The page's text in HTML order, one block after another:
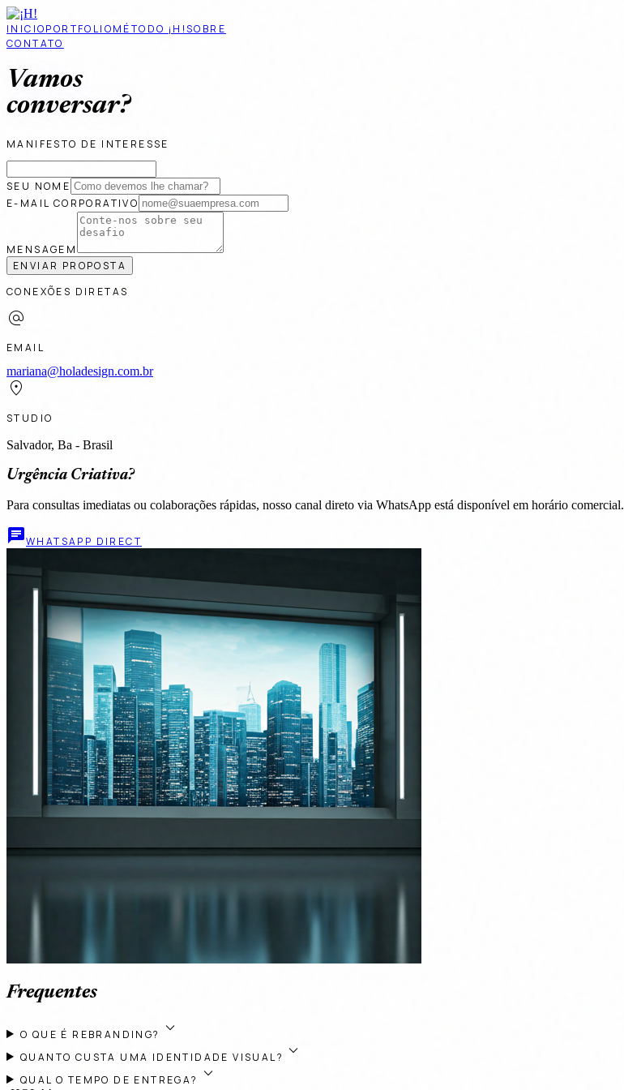
INICIOPORTFOLIOMÉTODO ¡H!SOBRE
CONTATO
Vamos
conversar?
MANIFESTO DE INTERESSE
SEU NOME
E-MAIL CORPORATIVO
MENSAGEM
ENVIAR PROPOSTA
CONEXÕES DIRETAS
alternate_email
EMAIL
mariana@holadesign.com.br
location_on
STUDIO
Salvador, Ba - Brasil
Urgência Criativa?
Para consultas imediatas ou colaborações rápidas, nosso canal direto via WhatsApp está disponível em horário comercial.
chatWHATSAPP DIRECT
Frequentes
O QUE É REBRANDING? expand_more
QUANTO CUSTA UMA IDENTIDADE VISUAL? expand_more
QUAL O TEMPO DE ENTREGA? expand_more